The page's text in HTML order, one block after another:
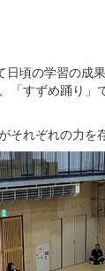
頃の学習の
すずめ踊り
れぞれの力を